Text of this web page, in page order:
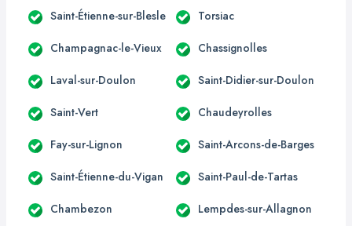
Saint-Étienne-sur-Blesle Torsiac
Champagnac-le-Vieux Chassignolles
Laval-sur-Doulon Saint-Didier-sur-Doulon
Saint-Vert Chaudeyrolles
Fay-sur-Lignon Saint-Arcons-de-Barges
Saint-Étienne-du-Vigan Saint-Paul-de-Tartas
Chambezon Lempdes-sur-Allagnon